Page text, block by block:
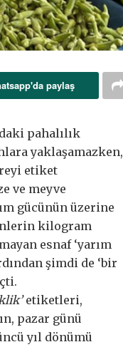
paylaş
pahalılık
yaklaşamazken,
etiket
ve meyve
gücünün üzerine
kilogram
esnaf ‘yarım
şimdi de ‘bir
etiketleri,
pazar günü
yıl dönümü